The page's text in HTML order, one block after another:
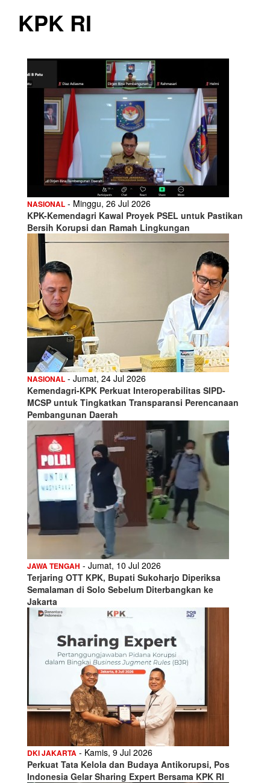
KPK RI
NASIONAL - Minggu, 26 Jul 2026
KPK-Kemendagri Kawal Proyek PSEL untuk Pastikan
Bersih Korupsi dan Ramah Lingkungan
NASIONAL - Jumat, 24 Jul 2026
Kemendagri-KPK Perkuat Interoperabilitas SIPD-
MCSP untuk Tingkatkan Transparansi Perencanaan
Pembangunan Daerah
JAWA TENGAH - Jumat, 10 Jul 2026
Terjaring OTT KPK, Bupati Sukoharjo Diperiksa
Semalaman di Solo Sebelum Diterbangkan ke
Jakarta
DKI JAKARTA - Kamis, 9 Jul 2026
Perkuat Tata Kelola dan Budaya Antikorupsi, Pos
Indonesia Gelar Sharing Expert Bersama KPK RI